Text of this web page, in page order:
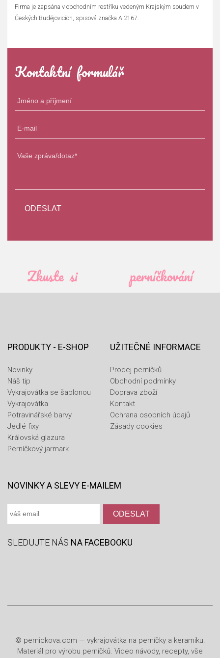
Firma je zapsána v obchodním restříku vedeným Krajským soudem v
Českých Budějovicích, spisová značka A 2167.
Kontaktní formulář
Zkuste si perníčkování
PRODUKTY - E-SHOP
Novinky
Náš tip
Vykrajovátka se šablonou
Vykrajovátka
Potravinářské barvy
Jedlé fixy
Královská glazura
Perníčkový jarmark
UŽITEČNÉ INFORMACE
Prodej perníčků
Obchodní podmínky
Doprava zboží
Kontakt
Ochrana osobních údajů
Zásady cookies
NOVINKY A SLEVY E-MAILEM
SLEDUJTE NÁS NA FACEBOOKU
© pernickova.com — vykrajovátka na perníčky a keramiku.
Materiál pro výrobu perníčků. Video návody, recepty, vše